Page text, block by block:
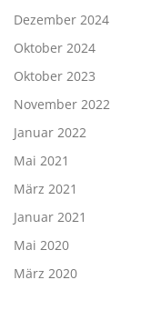
Dezember 2024
Oktober 2024
Oktober 2023
November 2022
Januar 2022
Mai 2021
März 2021
Januar 2021
Mai 2020
März 2020